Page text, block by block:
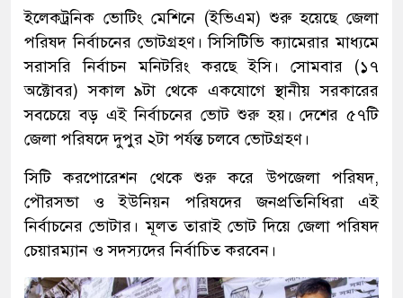
ইলেকট্রনিক ভোটিং মেশিনে (ইভিএম) শুরু হয়েছে জেলা
পরিষদ নির্বাচনের ভোটগ্রহণ। সিসিটিভি ক্যামেরার মাধ্যমে
সরাসরি নির্বাচন মনিটরিং করছে ইসি। সোমবার (১৭
অক্টোবর) সকাল ৯টা থেকে একযোগে স্থানীয় সরকারের
সবচেয়ে বড় এই নির্বাচনের ভোট শুরু হয়। দেশের ৫৭টি
জেলা পরিষদে দুপুর ২টা পর্যন্ত চলবে ভোটগ্রহণ।
সিটি করপোরেশন থেকে শুরু করে উপজেলা পরিষদ,
পৌরসভা ও ইউনিয়ন পরিষদের জনপ্রতিনিধিরা এই
নির্বাচনের ভোটার। মূলত তারাই ভোট দিয়ে জেলা পরিষদ
চেয়ারম্যান ও সদস্যদের নির্বাচিত করবেন।